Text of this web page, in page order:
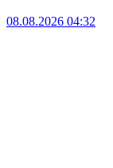
08.08.2026 04:32